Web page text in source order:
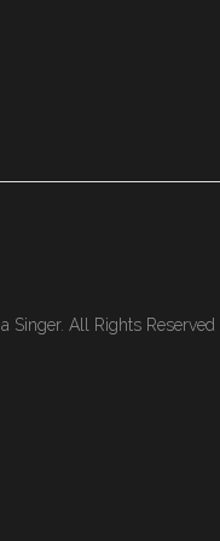
Singer. All Rights Reserved |